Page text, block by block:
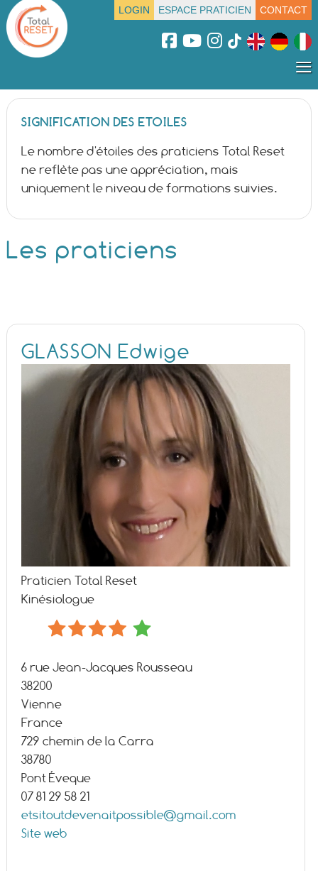
LOGIN ESPACE PRATICIEN CONTACT
≡
SIGNIFICATION DES ETOILES
Le nombre d'étoiles des praticiens Total Reset
ne reflète pas une appréciation, mais
uniquement le niveau de formations suivies.
Les praticiens
GLASSON Edwige
Praticien Total Reset
Kinésiologue
6 rue Jean-Jacques Rousseau
38200
Vienne
France
729 chemin de la Carra
38780
Pont Éveque
07 81 29 58 21
etsitoutdevenaitpossible@gmail.com
Site web